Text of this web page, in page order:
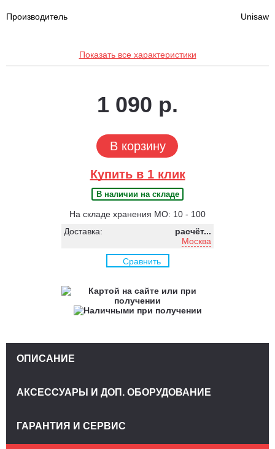
Производитель Unisaw
Показать все характеристики
1 090 р.
В корзину
Купить в 1 клик
В наличии на складе
На складе хранения МО: 10 - 100
Доставка:
расчёт...
Москва
Сравнить
ОПИСАНИЕ
АКСЕССУАРЫ И ДОП. ОБОРУДОВАНИЕ
ГАРАНТИЯ И СЕРВИС